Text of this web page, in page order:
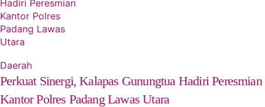
Daerah
Perkuat Sinergi, Kalapas Gunungtua Hadiri Peresmian
Kantor Polres Padang Lawas Utara